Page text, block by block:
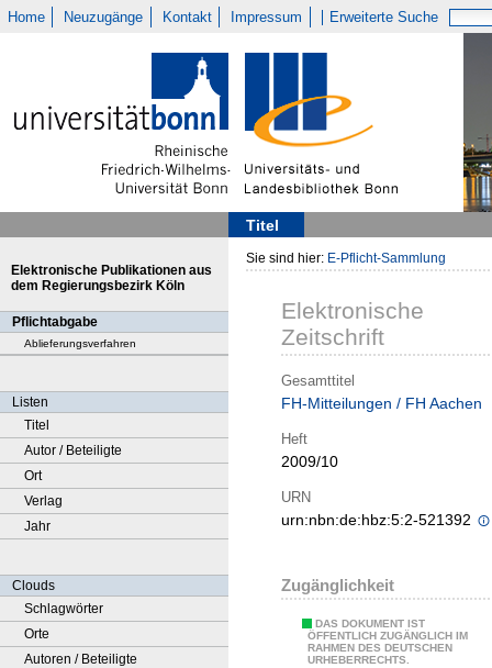
Home Neuzugänge Kontakt Impressum Erweiterte Suche
Titel
Elektronische Publikationen aus
dem Regierungsbezirk Köln
Pflichtabgabe
Ablieferungsverfahren
Listen
Titel
Autor / Beteiligte
Ort
Verlag
Jahr
Clouds
Schlagwörter
Orte
Autoren / Beteiligte
Sie sind hier: E-Pflicht-Sammlung
Elektronische
Zeitschrift
Gesamttitel
FH-Mitteilungen / FH Aachen
Heft
2009/10
URN
urn:nbn:de:hbz:5:2-521392
Zugänglichkeit
DAS DOKUMENT IST
ÖFFENTLICH ZUGÄNGLICH IM
RAHMEN DES DEUTSCHEN
URHEBERRECHTS.